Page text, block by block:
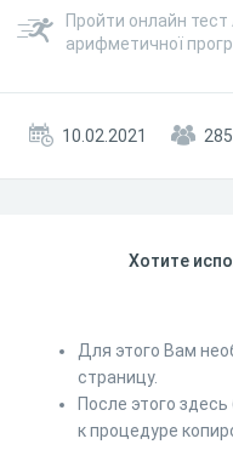
Пройти онлайн
арифметичної
10.02.2021 285
Хотите
Для этого Вам
страницу.
После этого
к процедуре